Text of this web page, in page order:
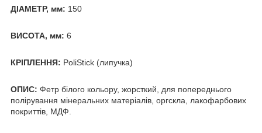
ДІАМЕТР, мм: 150
ВИСОТА, мм: 6
КРІПЛЕННЯ: PoliStick (липучка)
ОПИС: Фетр білого кольору, жорсткий, для попереднього
полірування мінеральних матеріалів, оргскла, лакофарбових
покриттів, МДФ.